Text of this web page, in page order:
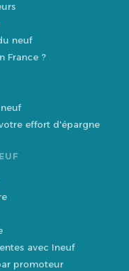
neuf
France ?
effort d'épargne
avec Ineuf
promoteur